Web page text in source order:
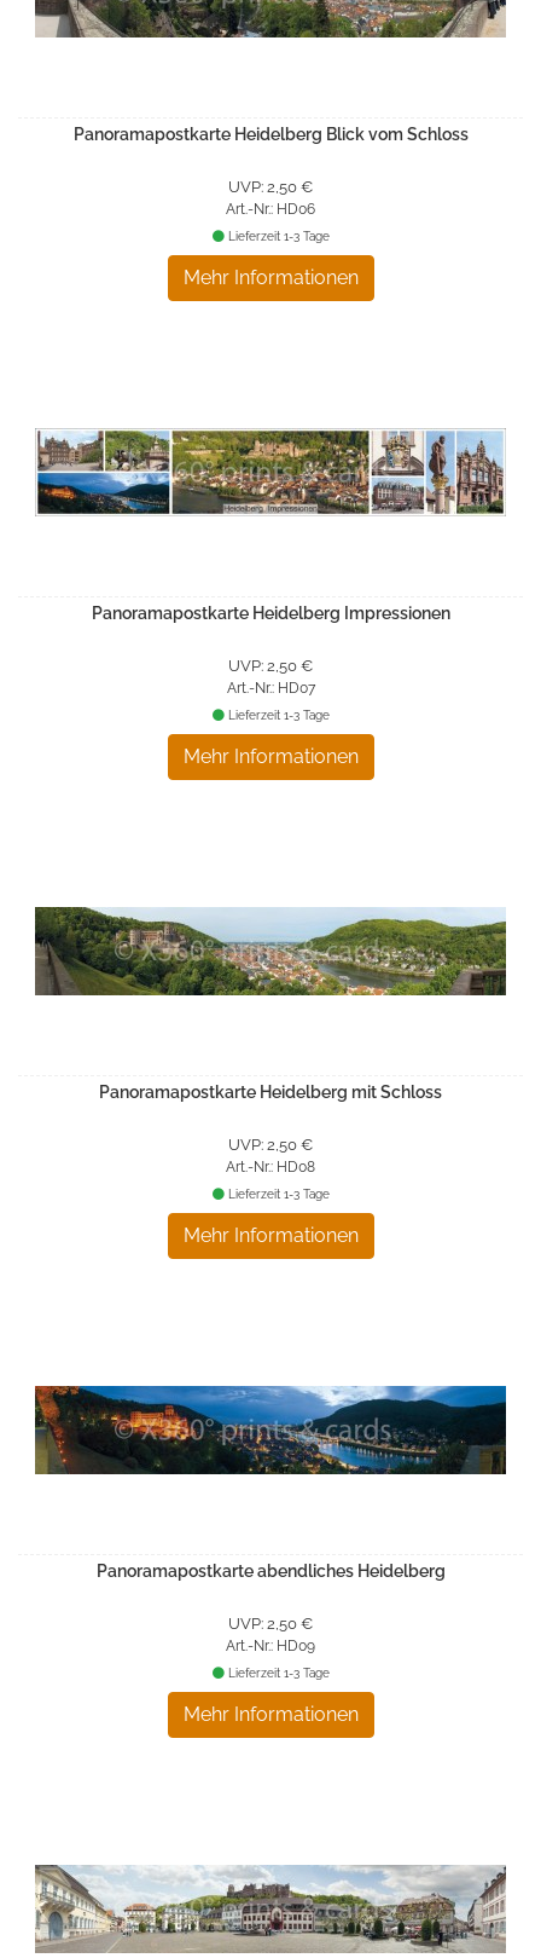
Panoramapostkarte Heidelberg Blick vom Schloss
UVP: 2,50 €
Art.-Nr.: HD06
Mehr Informationen
Lieferzeit 1-3 Tage
Panoramapostkarte Heidelberg Impressionen
UVP: 2,50 €
Art.-Nr.: HD07
Mehr Informationen
Lieferzeit 1-3 Tage
Panoramapostkarte Heidelberg mit Schloss
UVP: 2,50 €
Art.-Nr.: HD08
Mehr Informationen
Lieferzeit 1-3 Tage
Panoramapostkarte abendliches Heidelberg
UVP: 2,50 €
Art.-Nr.: HD09
Mehr Informationen
Lieferzeit 1-3 Tage